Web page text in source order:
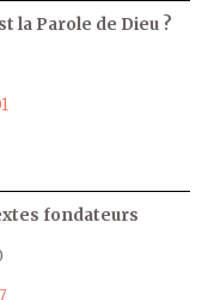
la Parole de Dieu ?
fondateurs